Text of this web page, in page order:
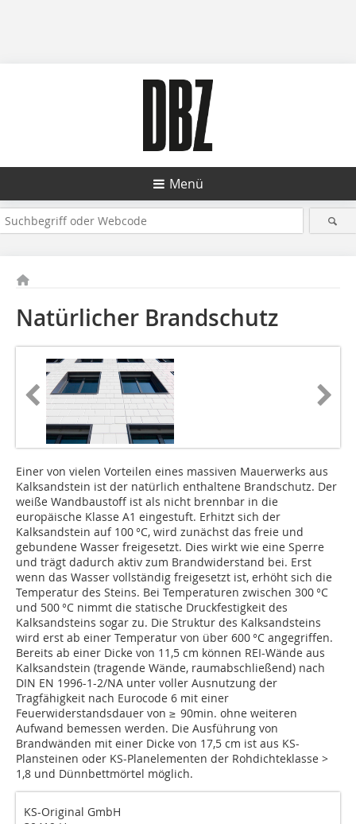
Menü
Natürlicher Brandschutz
Einer von vielen Vorteilen eines massiven Mauerwerks aus
Kalksandstein ist der natürlich enthaltene Brandschutz. Der
weiße Wandbaustoff ist als nicht brennbar in die
europäische Klasse A1 eingestuft. Erhitzt sich der
Kalksandstein auf 100 °C, wird zunächst das freie und
gebundene Wasser freigesetzt. Dies wirkt wie eine Sperre
und trägt dadurch aktiv zum Brandwiderstand bei. Erst
wenn das Wasser vollständig freigesetzt ist, erhöht sich die
Temperatur des Steins. Bei Temperaturen zwischen 300 °C
und 500 °C nimmt die statische Druckfestigkeit des
Kalksandsteins sogar zu. Die Struktur des Kalksandsteins
wird erst ab einer Temperatur von über 600 °C angegriffen.
Bereits ab einer Dicke von 11,5 cm können REI-Wände aus
Kalksandstein (tragende Wände, raumabschließend) nach
DIN EN 1996-1-2/NA unter voller Ausnutzung der
Tragfähigkeit nach Eurocode 6 mit einer
Feuerwiderstandsdauer von ≥ 90min. ohne weiteren
Aufwand bemessen werden. Die Ausführung von
Brandwänden mit einer Dicke von 17,5 cm ist aus KS-
Plansteinen oder KS-Planelementen der Rohdichteklasse >
1,8 und Dünnbettmörtel möglich.
KS-Original GmbH